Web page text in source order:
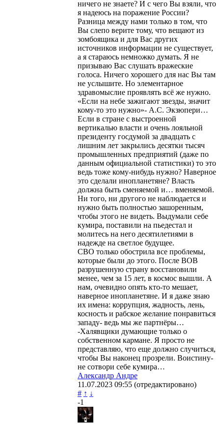
ничего не знаете? И с чего Вы взяли, что
я надеюсь на поражение России?
Разница между нами только в том, что
Вы слепо верите тому, что вещают из
зомбоящика и для Вас других
источников информации не существует,
а я стараюсь немножко думать. Я не
призываю Вас слушать вражеские
голоса. Ничего хорошего для нас Вы там
не услышите. Но элементарное
здравомыслие проявлять всё же нужно.
«Если на небе зажигают звезды, значит
кому-то это нужно»- А.С. Экзюпери…
Если в стране с выстроенной
вертикалью власти и очень лояльной
президенту госдумой за двадцать с
лишним лет закрылись десятки тысяч
промышленных предприятий (даже по
данным официальной статистики) то это
ведь тоже кому-нибудь нужно? Наверное
это сделали инопланетяне? Власть
должна быть сменяемой и… вменяемой.
Ни того, ни другого не наблюдается и
нужно быть полностью зашоренным,
чтобы этого не видеть. Выдумали себе
кумира, поставили на пьедестал и
молитесь на него десятилетиями в
надежде на светлое будущее.
СВО только обострила все проблемы,
которые были до этого. После ВОВ
разрушенную страну восстановили
менее, чем за 15 лет, в космос вышли. А
нам, очевидно опять кто-то мешает,
наверное инопланетяне. И я даже знаю
их имена: коррупция, жадность, лень,
косность и рабское желание понравиться
западу- ведь мы же партнёры…
-Халявщики думающие только о
собственном кармане. Я просто не
представляю, что еще должно случиться,
чтобы Вы наконец прозрели. Воистину-
не сотвори себе кумира…
Александр Андре
11.07.2023 09:55 (отредактировано)
# ↑ ↓
-1